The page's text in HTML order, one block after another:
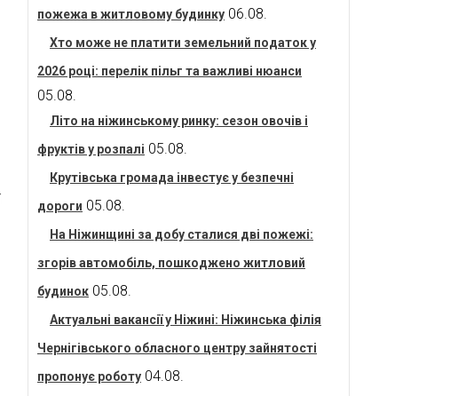
пожежа в житловому будинку 06.08.
Хто може не платити земельний податок у
2026 році: перелік пільг та важливі нюанси
05.08.
Літо на ніжинському ринку: сезон овочів і
фруктів у розпалі 05.08.
Крутівська громада інвестує у безпечні
дороги 05.08.
На Ніжинщині за добу сталися дві пожежі:
згорів автомобіль, пошкоджено житловий
будинок 05.08.
Актуальні вакансії у Ніжині: Ніжинська філія
Чернігівського обласного центру зайнятості
пропонує роботу 04.08.